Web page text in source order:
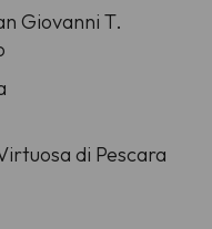
Giovanni T.
di Pescara